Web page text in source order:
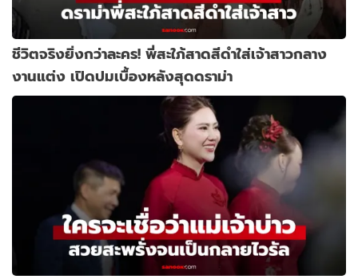
ชีวิตจริงยิ่งกว่าละคร! พี่สะใภ้สาดสีดำใส่เจ้าสาวกลาง
งานแต่ง เปิดปมเบื้องหลังสุดดราม่า